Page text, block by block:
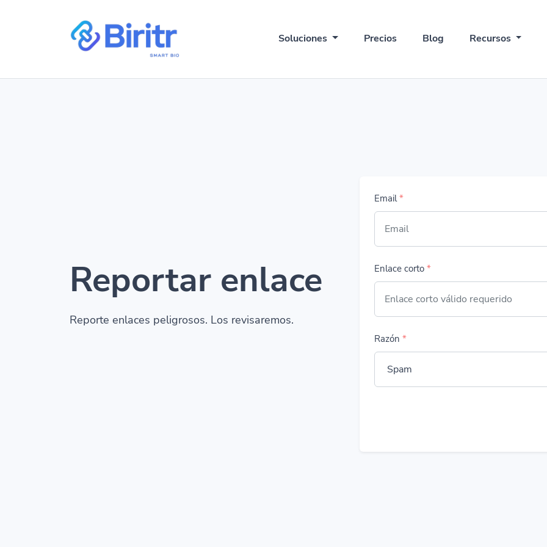
Soluciones Precios Blog Recursos
Reportar enlace
Reporte enlaces peligrosos. Los revisaremos.
Email*
Enlace corto *
Razón *